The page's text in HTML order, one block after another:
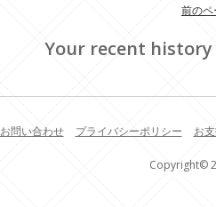
前の
Your recent history
お問い合わせ プライバシーポリシー お
Copyright©